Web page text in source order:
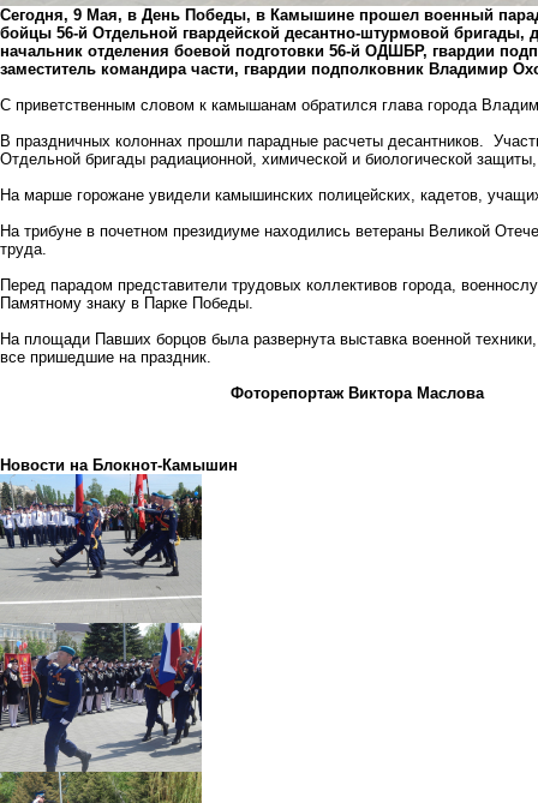
Сегодня, 9 Мая, в День Победы, в Камышине прошел военный
бойцы 56-й Отдельной гвардейской десантно-штурмовой
начальник отделения боевой подготовки 56-й ОДШБР, гвардии
заместитель командира части, гвардии подполковник Владимир
С приветственным словом к камышанам обратился глава города
В праздничных колоннах прошли парадные расчеты десантников.
Отдельной бригады радиационной, химической и биологической
На марше горожане увидели камышинских полицейских, кадетов,
На трибуне в почетном президиуме находились ветераны Великой
труда.
Перед парадом представители трудовых коллективов города,
Памятному знаку в Парке Победы.
На площади Павших борцов была развернута выставка военной
все пришедшие на праздник.
Фоторепортаж Виктора Маслова
Новости на Блoкнoт-Камышин